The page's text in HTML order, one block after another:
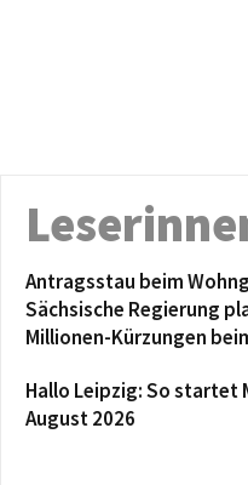
Antragsstau beim
Sächsische Regierung
Millionen-Kürzungen
Hallo Leipzig: So startet
August 2026